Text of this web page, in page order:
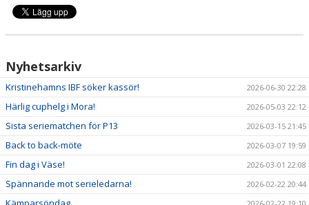
Nyhetsarkiv
Kristinehamns IBF söker kassör! 2026-06-30 22:28
Härlig cuphelg i Mora! 2026-05-03 22:12
Sista seriematchen för P13 2026-03-15 21:45
Back to back-möte 2026-03-07 19:59
Fin dag i Väse! 2026-03-01 22:08
Spännande mot serieledarna! 2026-02-22 20:44